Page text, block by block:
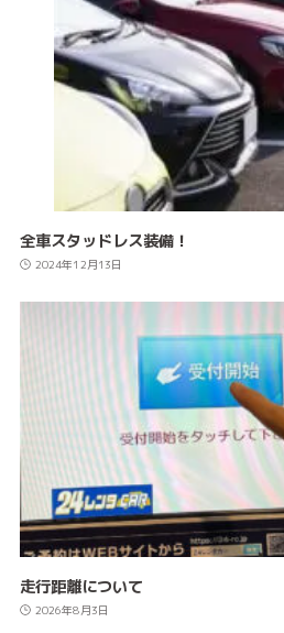
全車スタッドレス装備！
2024年12月13日
走行距離について
2026年8月3日